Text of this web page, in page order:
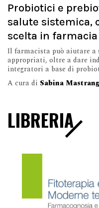
Probiotici e
salute sistemica,
scelta in farmacia
Il farmacista può aiutare a
appropriati, oltre a dare
integratori a base di
A cura di Sabina
LIBRERIA